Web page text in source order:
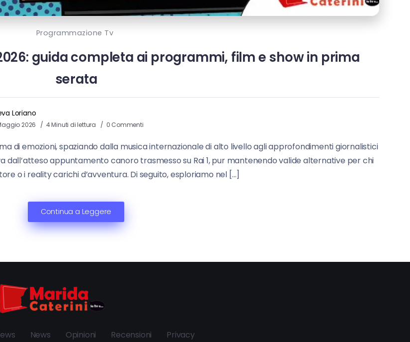
Programmazione Tv
guida completa ai programmi, film e show in prima
serata
Loriano
2026 4 Minuti di lettura 0 Commenti
di emozioni, spaziando dalla musica internazionale di alto livello agli approfondimenti giornalistici
dall’atteso appuntamento canoro trasmesso su Rai 1, pur mantenendo valide alternative per chi
o i reality carichi d’avventura. Di seguito, esploriamo nel […]
Continua a Leggere
News Opinioni Recensioni Privacy